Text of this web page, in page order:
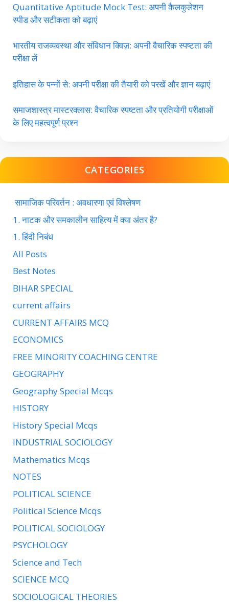
Quantitative Aptitude Mock Test: अपनी कैलकुलेशन
स्पीड और सटीकता को बढ़ाएं
भारतीय राजव्यवस्था और संविधान क्विज़: अपनी वैचारिक स्पष्टता की
परीक्षा लें
इतिहास के पन्नों से: अपनी परीक्षा की तैयारी को परखें और ज्ञान बढ़ाएं
समाजशास्त्र मास्टरक्लास: वैचारिक स्पष्टता और प्रतियोगी परीक्षाओं
के लिए महत्वपूर्ण प्रश्न
CATEGORIES
सामाजिक परिवर्तन : अवधारणा एवं विश्लेषण
1. नाटक और समकालीन साहित्य में क्या अंतर है?
1. हिंदी निबंध
All Posts
Best Notes
BIHAR SPECIAL
current affairs
CURRENT AFFAIRS MCQ
ECONOMICS
FREE MINORITY COACHING CENTRE
GEOGRAPHY
Geography Special Mcqs
HISTORY
History Special Mcqs
INDUSTRIAL SOCIOLOGY
Mathematics Mcqs
NOTES
POLITICAL SCIENCE
Political Science Mcqs
POLITICAL SOCIOLOGY
PSYCHOLOGY
Science and Tech
SCIENCE MCQ
SOCIOLOGICAL THEORIES